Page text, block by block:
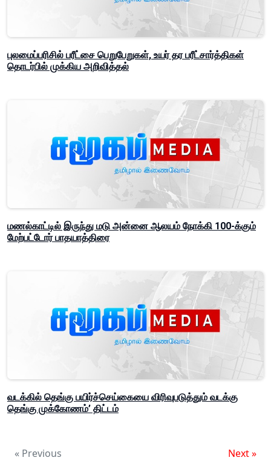
புலமைப்பரிசில் பரீட்சை பெறுபேறுகள், உயர் தர பரீட்சார்த்திகள்
தொடர்பில் முக்கிய அறிவித்தல்
மணல்காட்டில் இருந்து மடு அன்னை ஆலயம் நோக்கி 100-க்கும்
மேற்பட்டோர் பாதயாத்திரை
வடக்கில் தெங்கு பயிர்ச்செய்கையை விரிவுபடுத்தும் வடக்கு
தெங்கு முக்கோணம்’ திட்டம்
« Previous Next »